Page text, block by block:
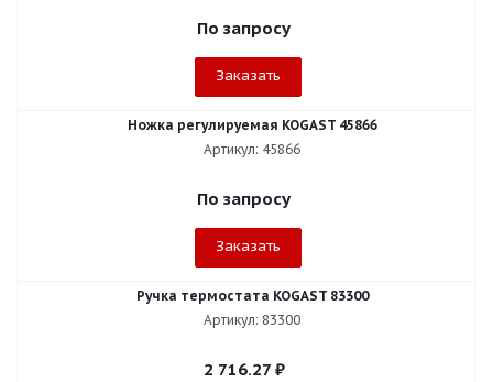
По запросу
Заказать
Ножка регулируемая KOGAST 45866
Артикул: 45866
По запросу
Заказать
Ручка термостата KOGAST 83300
Артикул: 83300
2 716.27₽